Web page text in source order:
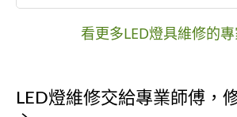
看更多LED燈具維修的
LED燈維修交給專業師傅，